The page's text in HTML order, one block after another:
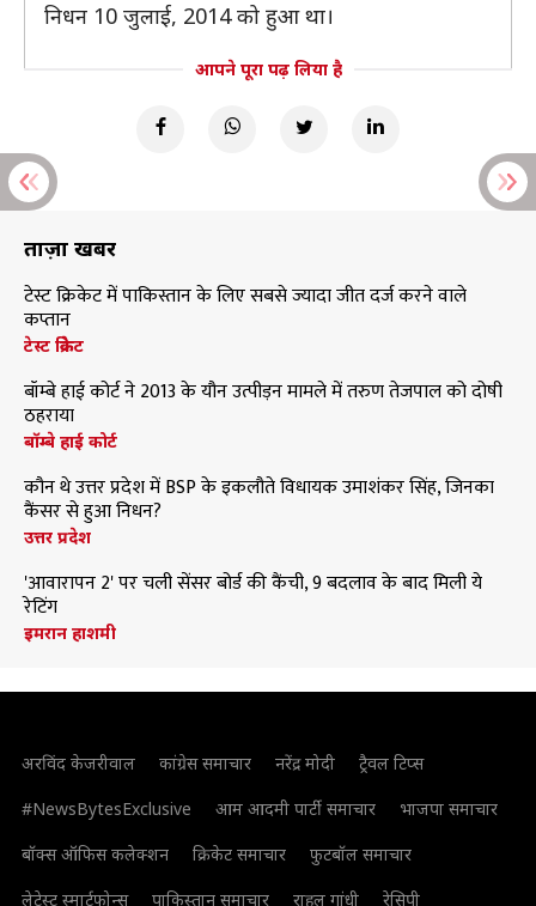
निधन 10 जुलाई, 2014 को हुआ था।
आपने पूरा पढ़ लिया है
ताज़ा खबरें
टेस्ट क्रिकेट में पाकिस्तान के लिए सबसे ज्यादा जीत दर्ज करने वाले
कप्तान
टेस्ट क्रिकेट
बॉम्बे हाई कोर्ट ने 2013 के यौन उत्पीड़न मामले में तरुण तेजपाल को दोषी
ठहराया
बॉम्बे हाई कोर्ट
कौन थे उत्तर प्रदेश में BSP के इकलौते विधायक उमाशंकर सिंह, जिनका
कैंसर से हुआ निधन?
उत्तर प्रदेश
'आवारापन 2' पर चली सेंसर बोर्ड की कैंची, 9 बदलाव के बाद मिली ये
रेटिंग
इमरान हाशमी
अरविंद केजरीवाल कांग्रेस समाचार नरेंद्र मोदी
ट्रैवल टिप्स
#NewsBytesExclusive
आम आदमी पार्टी समाचार
भाजपा समाचार
बॉक्स ऑफिस कलेक्शन
क्रिकेट समाचार
फुटबॉल समाचार
लेटेस्ट स्मार्टफोन्स
पाकिस्तान समाचार राहुल गांधी रेसिपी